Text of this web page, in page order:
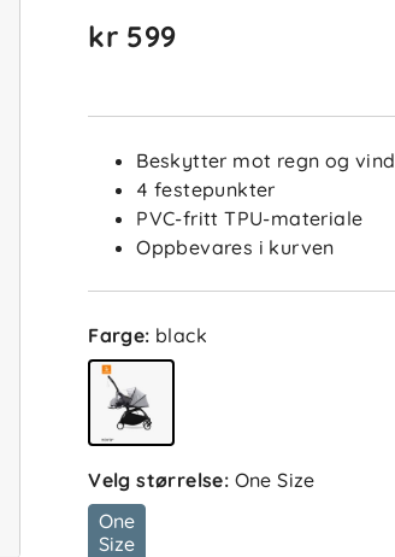
kr 599
Beskytter mot regn og vind
4 festepunkter
PVC-fritt TPU-materiale
Oppbevares i kurven
Farge: black
Velg størrelse: One Size
One
Size